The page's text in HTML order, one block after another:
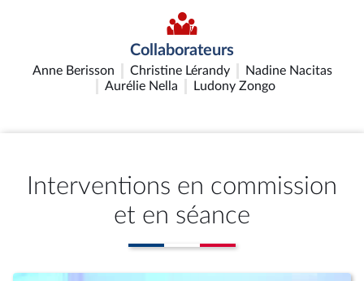
Collaborateurs
Anne Berisson Christine Lérandy
Nadine Nacitas
Aurélie Nella
Ludony Zongo
Interventions en commission
et en séance